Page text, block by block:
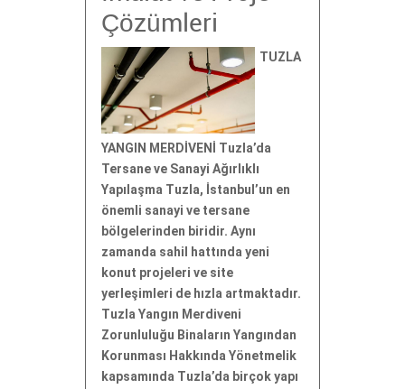
Çözümleri
TUZLA
YANGIN MERDİVENİ Tuzla’da
Tersane ve Sanayi Ağırlıklı
Yapılaşma Tuzla, İstanbul’un en
önemli sanayi ve tersane
bölgelerinden biridir. Aynı
zamanda sahil hattında yeni
konut projeleri ve site
yerleşimleri de hızla artmaktadır.
Tuzla Yangın Merdiveni
Zorunluluğu Binaların Yangından
Korunması Hakkında Yönetmelik
kapsamında Tuzla’da birçok yapı